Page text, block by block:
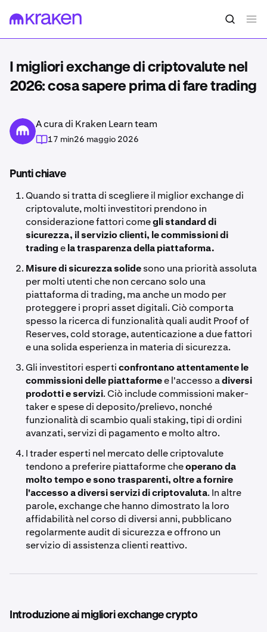
I migliori exchange di criptovalute nel
2026: cosa sapere prima di fare trading
A cura di Kraken Learn team
17 min26 maggio 2026
Punti chiave
Quando si tratta di scegliere il miglior exchange di
criptovalute, molti investitori prendono in
considerazione fattori comegli standard di
sicurezza, il servizio clienti, le commissioni di
tradingela trasparenza della piattaforma.
Misure di sicurezza solidesono una priorità assoluta
per molti utenti che non cercano solo una
piattaforma di trading, ma anche un modo per
proteggere i propri asset digitali. Ciò comporta
spesso la ricerca di funzionalità quali audit Proof of
Reserves, cold storage, autenticazione a due fattori
e una solida esperienza in materia di sicurezza.
Gli investitori esperticonfrontano attentamente le
commissioni delle piattaformee l'accesso adiversi
prodotti e servizi. Ciò include commissioni maker-
taker e spese di deposito/prelievo, nonché
funzionalità di scambio quali staking, tipi di ordini
avanzati, servizi di pagamento e molto altro.
I trader esperti nel mercato delle criptovalute
tendono a preferire piattaforme cheoperano da
molto tempo e sono trasparenti, oltre a fornire
l'accesso a diversi servizi di criptovaluta. In altre
parole, exchange che hanno dimostrato la loro
affidabilità nel corso di diversi anni, pubblicano
regolarmente audit di sicurezza e offrono un
servizio di assistenza clienti reattivo.
Introduzione ai migliori exchange crypto